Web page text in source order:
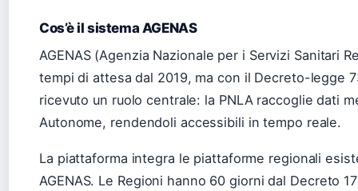
Cos’è il sistema AGENAS
AGENAS (Agenzia Nazionale per i Servizi Sanitari
tempi di attesa dal 2019, ma con il Decreto-legge
ricevuto un ruolo centrale: la PNLA raccoglie dati
Autonome, rendendoli accessibili in tempo reale.
La piattaforma integra le piattaforme regionali
AGENAS. Le Regioni hanno 60 giorni dal Decreto